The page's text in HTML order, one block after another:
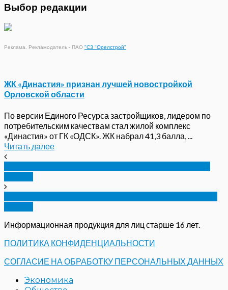
Выбор редакции
Реклама. Рекламодатель - ПАО "СЗ "Орелстрой"
ЖК «Династия» признан лучшей новостройкой
Орловской области
По версии Единого Ресурса застройщиков, лидером по
потребительским качествам стал жилой комплекс
«Династия» от ГК «ОДСК». ЖК набрал 41,3 балла, ...
Читать далее
Информационная продукция для лиц старше 16 лет.
ПОЛИТИКА КОНФИДЕНЦИАЛЬНОСТИ
СОГЛАСИЕ НА ОБРАБОТКУ ПЕРСОНАЛЬНЫХ ДАННЫХ
Экономика